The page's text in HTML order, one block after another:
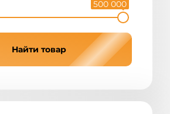
500 000
Найти товар